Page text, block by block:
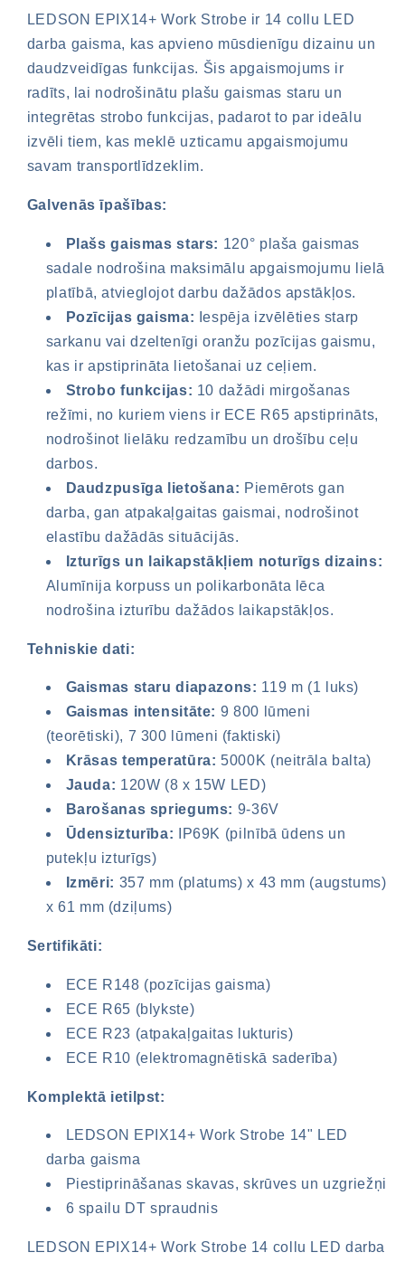
LEDSON EPIX14+ Work Strobe ir 14 collu LED
darba gaisma, kas apvieno mūsdienīgu dizainu un
daudzveidīgas funkcijas. Šis apgaismojums ir
radīts, lai nodrošinātu plašu gaismas staru un
integrētas strobo funkcijas, padarot to par ideālu
izvēli tiem, kas meklē uzticamu apgaismojumu
savam transportlīdzeklim.
Galvenās īpašības:
Plašs gaismas stars: 120° plaša gaismas
sadale nodrošina maksimālu apgaismojumu lielā
platībā, atvieglojot darbu dažādos apstākļos.
Pozīcijas gaisma: Iespēja izvēlēties starp
sarkanu vai dzeltenīgi oranžu pozīcijas gaismu,
kas ir apstiprināta lietošanai uz ceļiem.
Strobo funkcijas: 10 dažādi mirgošanas
režīmi, no kuriem viens ir ECE R65 apstiprināts,
nodrošinot lielāku redzamību un drošību ceļu
darbos.
Daudzpusīga lietošana: Piemērots gan
darba, gan atpakaļgaitas gaismai, nodrošinot
elastību dažādās situācijās.
Izturīgs un laikapstākļiem noturīgs dizains:
Alumīnija korpuss un polikarbonāta lēca
nodrošina izturību dažādos laikapstākļos.
Tehniskie dati:
Gaismas staru diapazons: 119 m (1 luks)
Gaismas intensitāte: 9 800 lūmeni
(teorētiski), 7 300 lūmeni (faktiski)
Krāsas temperatūra: 5000K (neitrāla balta)
Jauda: 120W (8 x 15W LED)
Barošanas spriegums: 9-36V
Ūdensizturība: IP69K (pilnībā ūdens un
putekļu izturīgs)
Izmēri: 357 mm (platums) x 43 mm (augstums)
x 61 mm (dziļums)
Sertifikāti:
ECE R148 (pozīcijas gaisma)
ECE R65 (blykste)
ECE R23 (atpakaļgaitas lukturis)
ECE R10 (elektromagnētiskā saderība)
Komplektā ietilpst:
LEDSON EPIX14+ Work Strobe 14" LED
darba gaisma
Piestiprināšanas skavas, skrūves un uzgriežņi
6 spailu DT spraudnis
LEDSON EPIX14+ Work Strobe 14 collu LED darba
Nepieciešama pieteikšanās
Piesakieties savā kontā, lai pievienotu
produktus vēlmju sarakstam un skatītu
iepriekš saglabātās preces.